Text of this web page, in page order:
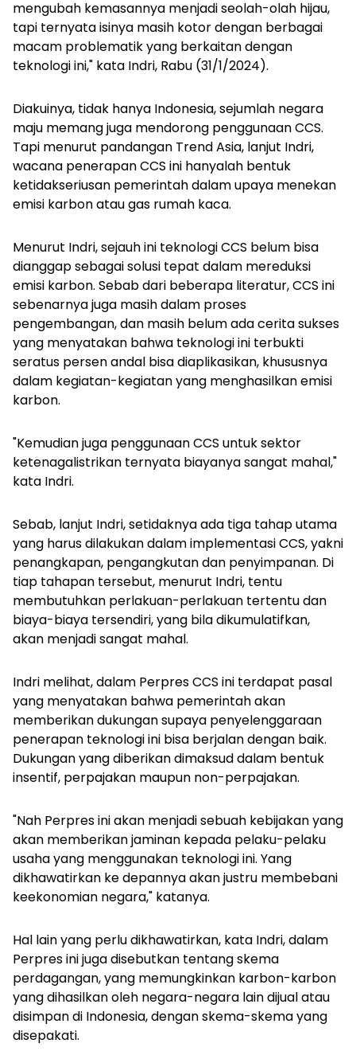
mengubah kemasannya menjadi seolah-olah hijau,
tapi ternyata isinya masih kotor dengan berbagai
macam problematik yang berkaitan dengan
teknologi ini," kata Indri, Rabu (31/1/2024).
Diakuinya, tidak hanya Indonesia, sejumlah negara
maju memang juga mendorong penggunaan CCS.
Tapi menurut pandangan Trend Asia, lanjut Indri,
wacana penerapan CCS ini hanyalah bentuk
ketidakseriusan pemerintah dalam upaya menekan
emisi karbon atau gas rumah kaca.
Menurut Indri, sejauh ini teknologi CCS belum bisa
dianggap sebagai solusi tepat dalam mereduksi
emisi karbon. Sebab dari beberapa literatur, CCS ini
sebenarnya juga masih dalam proses
pengembangan, dan masih belum ada cerita sukses
yang menyatakan bahwa teknologi ini terbukti
seratus persen andal bisa diaplikasikan, khususnya
dalam kegiatan-kegiatan yang menghasilkan emisi
karbon.
"Kemudian juga penggunaan CCS untuk sektor
ketenagalistrikan ternyata biayanya sangat mahal,"
kata Indri.
Sebab, lanjut Indri, setidaknya ada tiga tahap utama
yang harus dilakukan dalam implementasi CCS, yakni
penangkapan, pengangkutan dan penyimpanan. Di
tiap tahapan tersebut, menurut Indri, tentu
membutuhkan perlakuan-perlakuan tertentu dan
biaya-biaya tersendiri, yang bila dikumulatifkan,
akan menjadi sangat mahal.
Indri melihat, dalam Perpres CCS ini terdapat pasal
yang menyatakan bahwa pemerintah akan
memberikan dukungan supaya penyelenggaraan
penerapan teknologi ini bisa berjalan dengan baik.
Dukungan yang diberikan dimaksud dalam bentuk
insentif, perpajakan maupun non-perpajakan.
"Nah Perpres ini akan menjadi sebuah kebijakan yang
akan memberikan jaminan kepada pelaku-pelaku
usaha yang menggunakan teknologi ini. Yang
dikhawatirkan ke depannya akan justru membebani
keekonomian negara," katanya.
Hal lain yang perlu dikhawatirkan, kata Indri, dalam
Perpres ini juga disebutkan tentang skema
perdagangan, yang memungkinkan karbon-karbon
yang dihasilkan oleh negara-negara lain dijual atau
disimpan di Indonesia, dengan skema-skema yang
disepakati.